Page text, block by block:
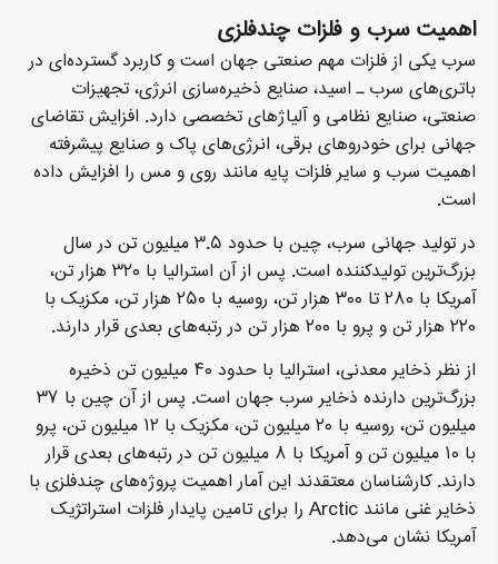
اهمیت سرب و فلزات چندفلزی
سرب یکی از فلزات مهم صنعتی جهان است و کاربرد گسترده‌ای در
باتری‌های سرب ـ اسید، صنایع ذخیره‌سازی انرژی، تجهیزات
صنعتی، صنایع نظامی و آلیاژهای تخصصی دارد. افزایش تقاضای
جهانی برای خودروهای برقی، انرژی‌های پاک و صنایع پیشرفته
اهمیت سرب و سایر فلزات پایه مانند روی و مس را افزایش داده
است.
در تولید جهانی سرب، چین با حدود ۳.۵ میلیون تن در سال
بزرگ‌ترین تولیدکننده است. پس از آن استرالیا با ۳۲۰ هزار تن،
آمریکا با ۲۸۰ تا ۳۰۰ هزار تن، روسیه با ۲۵۰ هزار تن، مکزیک با
۲۲۰ هزار تن و پرو با ۲۰۰ هزار تن در رتبه‌های بعدی قرار دارند.
از نظر ذخایر معدنی، استرالیا با حدود ۴۰ میلیون تن ذخیره
بزرگ‌ترین دارنده ذخایر سرب جهان است. پس از آن چین با ۳۷
میلیون تن، روسیه با ۲۰ میلیون تن، مکزیک با ۱۲ میلیون تن، پرو
با ۱۰ میلیون تن و آمریکا با ۸ میلیون تن در رتبه‌های بعدی قرار
دارند. کارشناسان معتقدند این آمار اهمیت پروژه‌های چندفلزی با
ذخایر غنی مانند Arctic را برای تامین پایدار فلزات استراتژیک
آمریکا نشان می‌دهد.